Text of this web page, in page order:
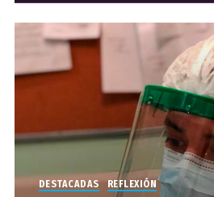
DESTACADAS REFLEXIÓN